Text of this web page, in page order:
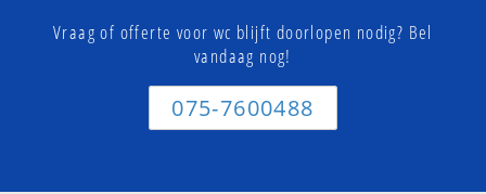
Vraag of offerte voor wc blijft doorlopen nodig? Bel
vandaag nog!
075-7600488